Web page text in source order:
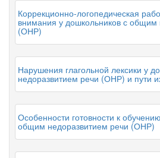
Коррекционно-логопедическая
внимания у дошкольников с общим
(ОНР)
Нарушения глагольной лексики у
недоразвитием речи (ОНР) и пути
Особенности готовности к
общим недоразвитием речи (ОНР)